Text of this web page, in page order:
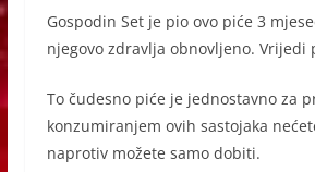
Gospodin Set je pio ovo piće 3
njegovo zdravlja obnovljeno. Vrijedi
To čudesno piće je jednostavno za
konzumiranjem ovih sastojaka
naprotiv možete samo dobiti.